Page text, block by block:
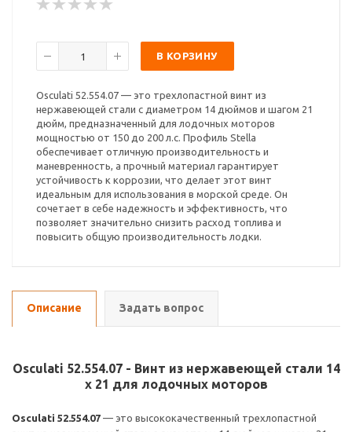
В КОРЗИНУ
Osculati 52.554.07 — это трехлопастной винт из
нержавеющей стали с диаметром 14 дюймов и шагом 21
дюйм, предназначенный для лодочных моторов
мощностью от 150 до 200 л.с. Профиль Stella
обеспечивает отличную производительность и
маневренность, а прочный материал гарантирует
устойчивость к коррозии, что делает этот винт
идеальным для использования в морской среде. Он
сочетает в себе надежность и эффективность, что
позволяет значительно снизить расход топлива и
повысить общую производительность лодки.
Описание Задать вопрос
Osculati 52.554.07 - Винт из нержавеющей стали 14
x 21 для лодочных моторов
Osculati 52.554.07 — это высококачественный трехлопастной